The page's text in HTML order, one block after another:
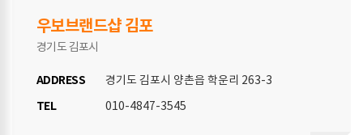
우보브랜드샵 김포
경기도 김포시
ADDRESS 경기도 김포시 양촌읍 학운리 263-3
TEL 010-4847-3545